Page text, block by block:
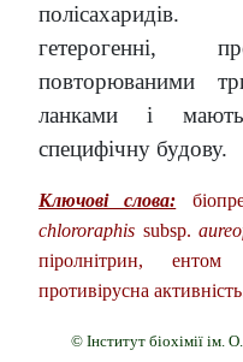
гетерогенні,
повторюваними
ланками і
специфічну будову.
Ключові слова:
chlororaphis subsp.
піролнітрин, ентом
противірусна
© Інститут біохімії ім.